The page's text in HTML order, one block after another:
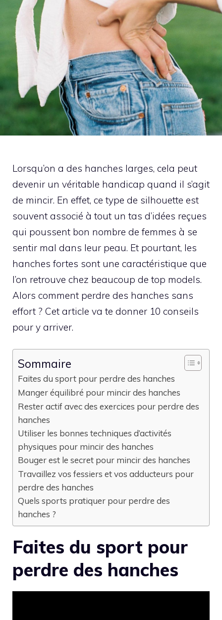
Lorsqu’on a des hanches larges, cela peut
devenir un véritable handicap quand il s’agit
de mincir. En effet, ce type de silhouette est
souvent associé à tout un tas d’idées reçues
qui poussent bon nombre de femmes à se
sentir mal dans leur peau. Et pourtant, les
hanches fortes sont une caractéristique que
l’on retrouve chez beaucoup de top models.
Alors comment perdre des hanches sans
effort ? Cet article va te donner 10 conseils
pour y arriver.
Sommaire
Faites du sport pour perdre des hanches
Manger équilibré pour mincir des hanches
Rester actif avec des exercices pour perdre des
hanches
Utiliser les bonnes techniques d’activités
physiques pour mincir des hanches
Bouger est le secret pour mincir des hanches
Travaillez vos fessiers et vos adducteurs pour
perdre des hanches
Quels sports pratiquer pour perdre des
hanches ?
Faites du sport pour
perdre des hanches